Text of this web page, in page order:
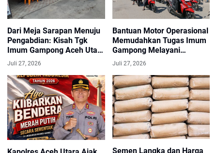
Dari Meja Sarapan Menuju
Pengabdian: Kisah Tgk
Imum Gampong Aceh Utara
Menjemput Amanah Baru
Juli 27, 2026
Bantuan Motor Operasional
Memudahkan Tugas Imum
Gampong Melayani
Masyarakat
Juli 27, 2026
Semen Langka dan Harga